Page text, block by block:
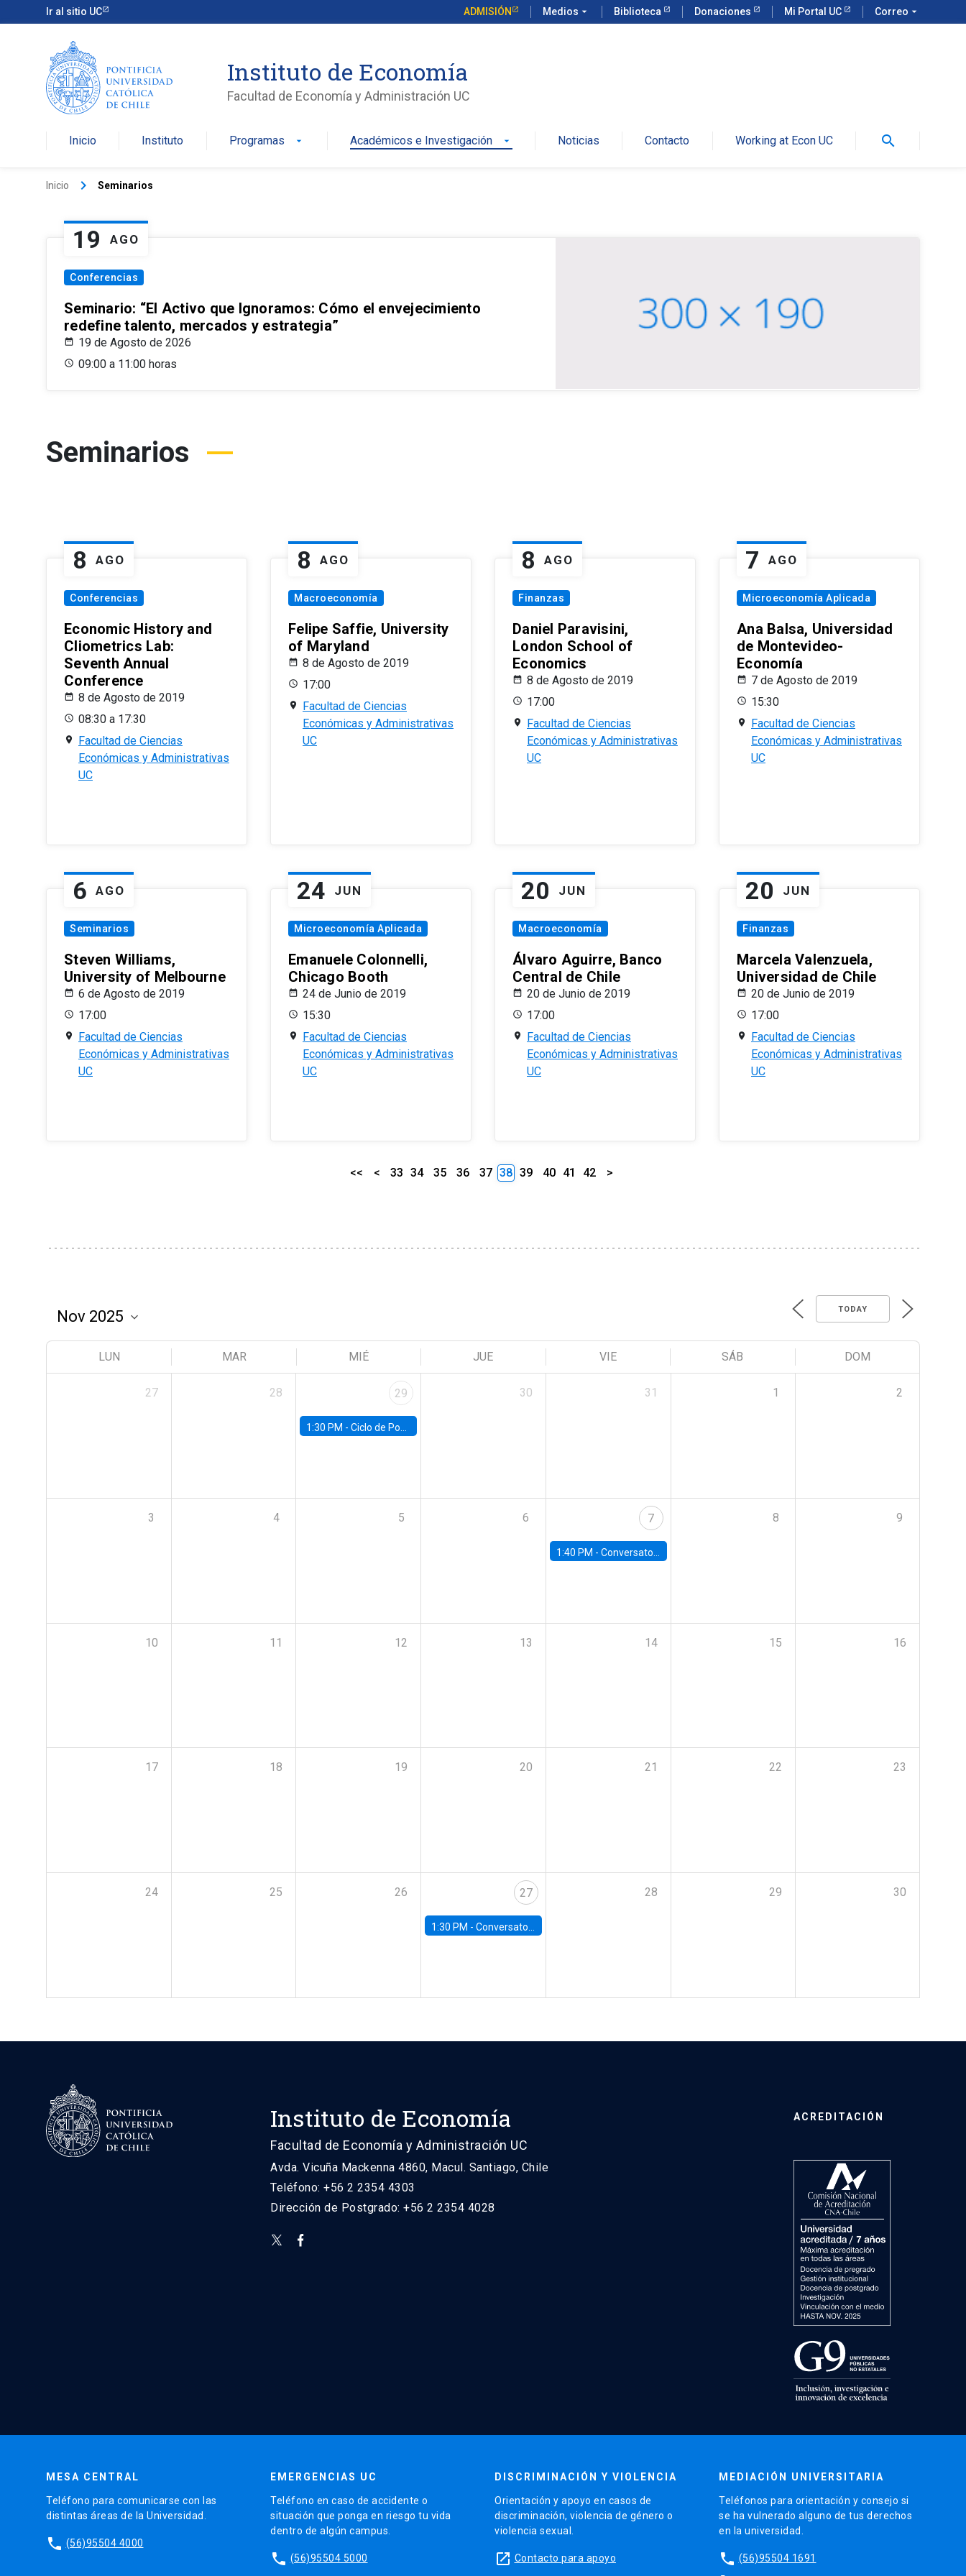
Ir al sitio UC ADMISIÓN Medios arrow_drop_down Biblioteca Donaciones Mi Portal UC Correo arrow_drop_down
Instituto de Economía
Facultad de Economía y Administración UC
Inicio Instituto Programas arrow_drop_down Académicos e Investigación arrow_drop_down Noticias Contacto Working at Econ UC search
Inicio keyboard_arrow_right Seminarios
19 AGO
Conferencias
Seminario: “El Activo que Ignoramos: Cómo el envejecimiento
redefine talento, mercados y estrategia”
19 de Agosto de 2026
09:00 a 11:00 horas
Seminarios
8 AGO
Conferencias
Economic History and
Cliometrics Lab:
Seventh Annual
Conference
8 de Agosto de 2019
08:30 a 17:30
Facultad de Ciencias
Económicas y Administrativas
UC
8 AGO
Macroeconomía
Felipe Saffie, University
of Maryland
8 de Agosto de 2019
17:00
Facultad de Ciencias
Económicas y Administrativas
UC
8 AGO
Finanzas
Daniel Paravisini,
London School of
Economics
8 de Agosto de 2019
17:00
Facultad de Ciencias
Económicas y Administrativas
UC
7 AGO
Microeconomía Aplicada
Ana Balsa, Universidad
de Montevideo-
Economía
7 de Agosto de 2019
15:30
Facultad de Ciencias
Económicas y Administrativas
UC
6 AGO
Seminarios
Steven Williams,
University of Melbourne
6 de Agosto de 2019
17:00
Facultad de Ciencias
Económicas y Administrativas
UC
24 JUN
Microeconomía Aplicada
Emanuele Colonnelli,
Chicago Booth
24 de Junio de 2019
15:30
Facultad de Ciencias
Económicas y Administrativas
UC
20 JUN
Macroeconomía
Álvaro Aguirre, Banco
Central de Chile
20 de Junio de 2019
17:00
Facultad de Ciencias
Económicas y Administrativas
UC
20 JUN
Finanzas
Marcela Valenzuela,
Universidad de Chile
20 de Junio de 2019
17:00
Facultad de Ciencias
Económicas y Administrativas
UC
<< < 33 34 35 36 37 38 39 40 41 42 >
TODAY
LUN MAR MIÉ JUE VIE SÁB DOM
27 28 29
1:30 PM -Ciclo de Pobreza UC | Pobreza y Empleo: Perspectivas y propuestas desde la UC
30 31 1 2
3 4 5 6 7
1:40 PM - Conversatorio | Ciclo de Diálogos Fiscales: Informe semestral del Consejo Fiscal Autónomo
8 9
10 11 12 13 14 15 16
17 18 19 20 21 22 23
24 25 26 27
1:30 PM -Conversatorio: Panorama económico para el próximo Gobierno de Chile
28 29 30
Instituto de Economía
Facultad de Economía y Administración UC
Avda. Vicuña Mackenna 4860, Macul. Santiago, Chile
Teléfono: +56 2 2354 4303
Dirección de Postgrado: +56 2 2354 4028
ACREDITACIÓN
MESA CENTRAL
Teléfono para comunicarse con las
distintas áreas de la Universidad.
phone (56)95504 4000
EMERGENCIAS UC
Teléfono en caso de accidente o
situación que ponga en riesgo tu vida
dentro de algún campus.
phone (56)95504 5000
DISCRIMINACIÓN Y VIOLENCIA
Orientación y apoyo en casos de
discriminación, violencia de género o
violencia sexual.
launch Contacto para apoyo
MEDIACIÓN UNIVERSITARIA
Teléfonos para orientación y consejo si
se ha vulnerado alguno de tus derechos
en la universidad.
phone (56)95504 1691